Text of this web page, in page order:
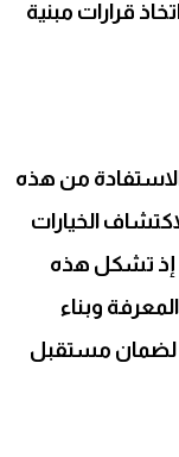
قرارات مبنية
الاستفادة من هذه
الخيارات
إذ تشكل هذه
وبناء
لضمان مستقبل